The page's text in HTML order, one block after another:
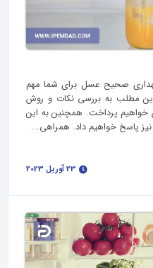
صحیح عسل برای شما مهم
مطلب به بررسی نکات و روش
پرداخت. همچنین به این
پاسخ خواهیم داد. همراهی...